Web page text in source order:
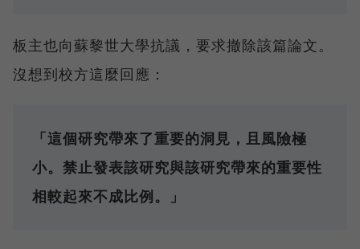
板主也向蘇黎世大學抗議，要求撤除該篇論文。
沒想到校方這麼回應：
「這個研究帶來了重要的洞見，且風險極
小。禁止發表該研究與該研究帶來的重要性
相較起來不成比例。」